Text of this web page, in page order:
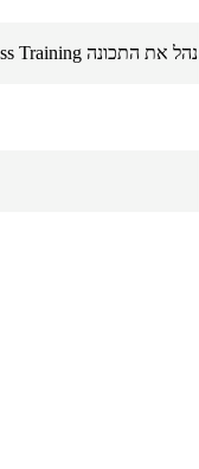
נהל את התכונה ESET Cybersecurity Awareness Training